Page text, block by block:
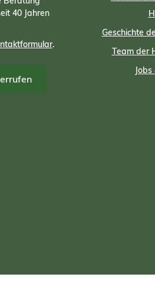
40 Jahren
.
Geschichte
Team der